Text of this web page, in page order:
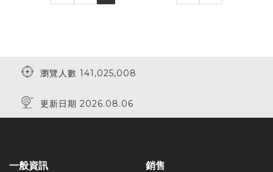
瀏覽人數 141,025,008
更新日期 2026.08.06
一般資訊 銷售